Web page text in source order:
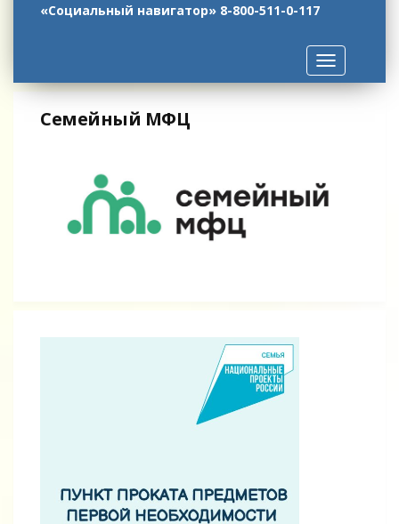
«Социальный навигатор» 8-800-511-0-117
Toggle
navigation
Семейный МФЦ